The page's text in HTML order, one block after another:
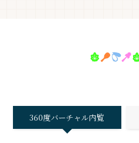
360度バーチャル内覧